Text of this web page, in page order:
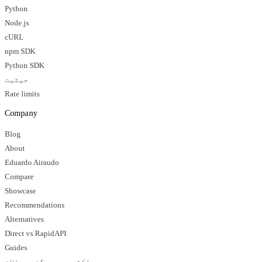
Python
Node.js
cURL
npm SDK
Python SDK
حیثیت
Rate limits
Company
Blog
About
Eduardo Airaudo
Compare
Showcase
Recommendations
Alternatives
Direct vs RapidAPI
Guides